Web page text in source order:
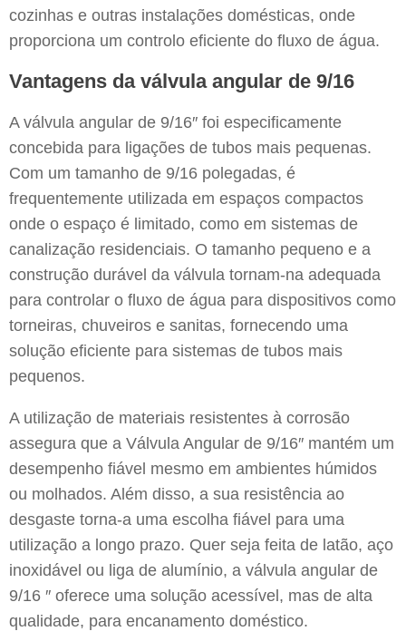
cozinhas e outras instalações domésticas, onde
proporciona um controlo eficiente do fluxo de água.
Vantagens da válvula angular de 9/16
A válvula angular de 9/16″ foi especificamente
concebida para ligações de tubos mais pequenas.
Com um tamanho de 9/16 polegadas, é
frequentemente utilizada em espaços compactos
onde o espaço é limitado, como em sistemas de
canalização residenciais. O tamanho pequeno e a
construção durável da válvula tornam-na adequada
para controlar o fluxo de água para dispositivos como
torneiras, chuveiros e sanitas, fornecendo uma
solução eficiente para sistemas de tubos mais
pequenos.
A utilização de materiais resistentes à corrosão
assegura que a Válvula Angular de 9/16″ mantém um
desempenho fiável mesmo em ambientes húmidos
ou molhados. Além disso, a sua resistência ao
desgaste torna-a uma escolha fiável para uma
utilização a longo prazo. Quer seja feita de latão, aço
inoxidável ou liga de alumínio, a válvula angular de
9/16 ″ oferece uma solução acessível, mas de alta
qualidade, para encanamento doméstico.